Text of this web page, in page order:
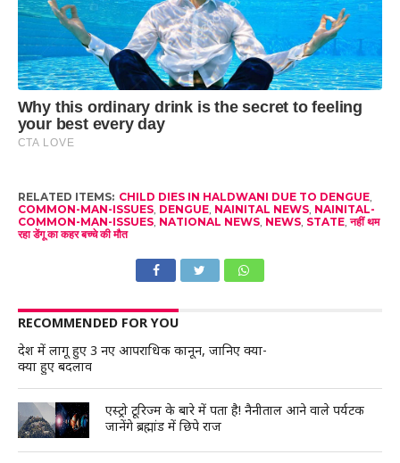
RELATED ITEMS: CHILD DIES IN HALDWANI DUE TO DENGUE,
COMMON-MAN-ISSUES, DENGUE, NAINITAL NEWS, NAINITAL-
COMMON-MAN-ISSUES, NATIONAL NEWS, NEWS, STATE,नहीं थम
रहा डेंगू का कहर बच्‍चे की मौत
RECOMMENDED FOR YOU
देश में लागू हुए 3 नए आपराधिक कानून, जानिए क्या-
क्या हुए बदलाव
एस्ट्रो टूरिज्म के बारे में पता है! नैनीताल आने वाले पर्यटक
जानेंगे ब्रह्मांड में छिपे राज